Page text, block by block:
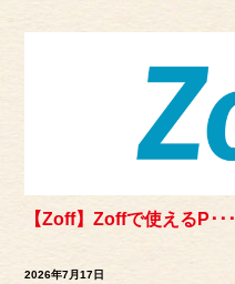
【Zoff】Zoffで使えるP･･･
2026年7月17日